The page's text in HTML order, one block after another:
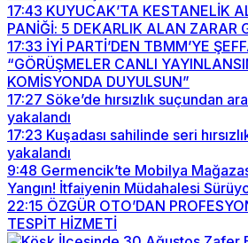
17:43 KUYUCAK’TA KESTANELİK
PANİĞİ: 5 DEKARLIK ALAN ZARAR
17:33 İYİ PARTİ’DEN TBMM’YE
“GÖRÜŞMELER CANLI
KOMİSYONDA DUYULSUN”
17:27 Söke’de hırsızlık suçundan
yakalandı
17:23 Kuşadası sahilinde seri
yakalandı
9:48 Germencik’te Mobilya
Yangın! İtfaiyenin Müdahalesi
22:15 ÖZGÜR OTO’DAN
TESPİT HİZMETİ